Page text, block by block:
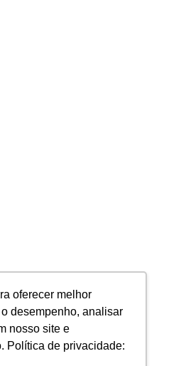
oferecer melhor
desempenho, analisar
nosso site e
Política de privacidade: